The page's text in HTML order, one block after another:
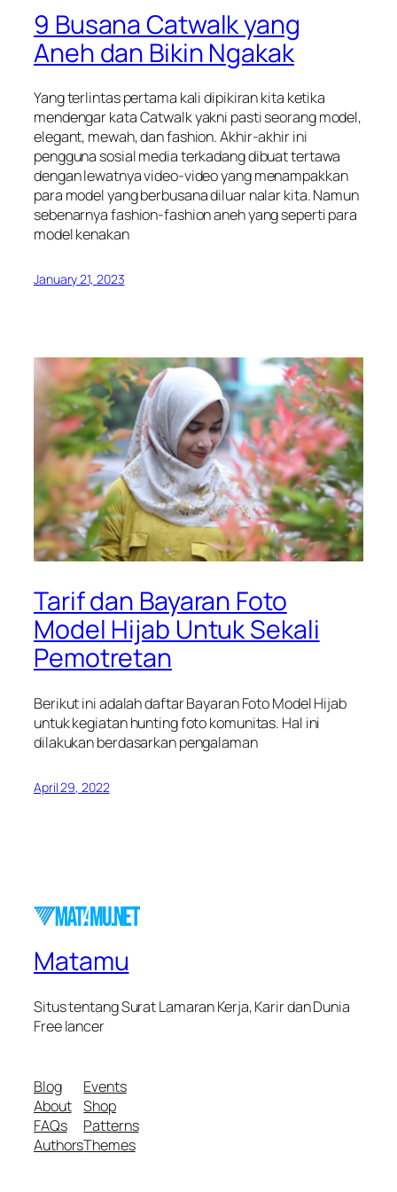
9 Busana Catwalk yang
Aneh dan Bikin Ngakak
Yang terlintas pertama kali dipikiran kita ketika
mendengar kata Catwalk yakni pasti seorang model,
elegant, mewah, dan fashion. Akhir-akhir ini
pengguna sosial media terkadang dibuat tertawa
dengan lewatnya video-video yang menampakkan
para model yang berbusana diluar nalar kita. Namun
sebenarnya fashion-fashion aneh yang seperti para
model kenakan
January 21, 2023
Tarif dan Bayaran Foto
Model Hijab Untuk Sekali
Pemotretan
Berikut ini adalah daftar Bayaran Foto Model Hijab
untuk kegiatan hunting foto komunitas. Hal ini
dilakukan berdasarkan pengalaman
April 29, 2022
Matamu
Situs tentang Surat Lamaran Kerja, Karir dan Dunia
Free lancer
Blog
About
FAQs
Authors
Events
Shop
Patterns
Themes